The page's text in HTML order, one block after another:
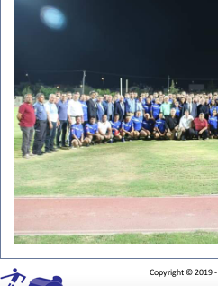
Copyright © 2019-